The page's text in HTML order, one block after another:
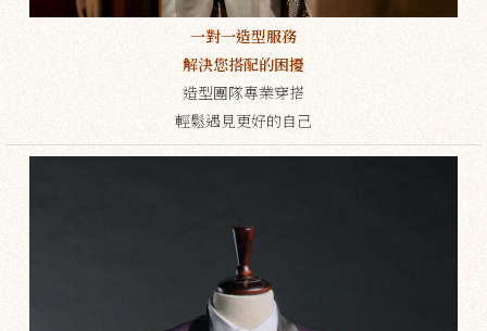
一對一造型服務
解決您搭配的困擾
造型團隊專業穿搭
輕鬆遇見更好的自己